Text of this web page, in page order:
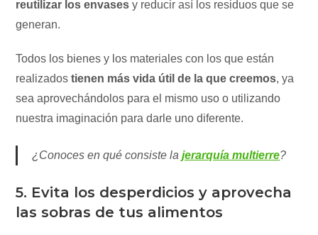
reutilizar los envases y reducir así los residuos que se
generan.
Todos los bienes y los materiales con los que están
realizadostienen más vida útil de la que creemos, ya
sea aprovechándolos para el mismo uso o utilizando
nuestra imaginación para darle uno diferente.
¿Conoces en qué consiste la jerarquía multierre?
5. Evita los desperdicios y aprovecha
las sobras de tus alimentos